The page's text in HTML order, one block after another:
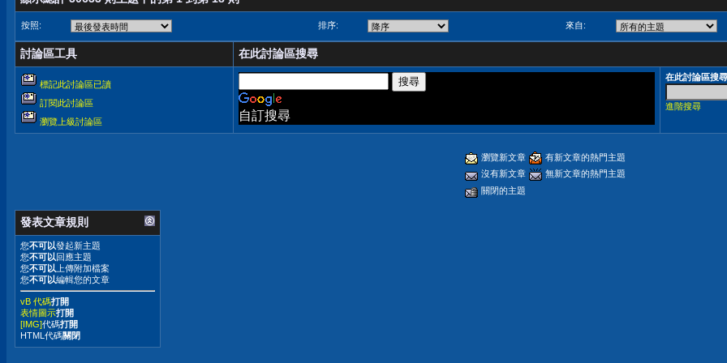
按照: 排序: 來自:
討論區工具 在此討論區搜尋
標記此討論區已讀
訂閱此討論區
瀏覽上級討論區
自訂搜尋
在此討論區搜尋
進階搜尋
瀏覽新文章
有新文章的熱門主題
沒有新文章
無新文章的熱門主題
關閉的主題
發表文章規則
您不可以發起新主題
您不可以回應主題
您不可以 上傳附加檔案
您不可以編輯您的文章
vB 代碼打開
表情圖示打開
[IMG]代碼打開
HTML代碼關閉